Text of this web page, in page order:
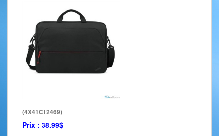
(4X41C12469)
Prix : 38.99$